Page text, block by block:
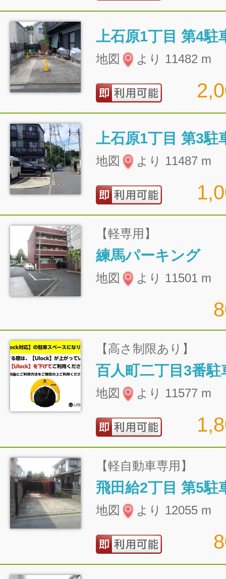
上石原1丁目 第4駐
地図 より 11482 m
上石原1丁目 第3駐
地図 より 11487 m
【軽専用】
練馬パーキング
地図 より 11501 m
【高さ制限あり】
百人町二丁目3番駐
地図 より 11577 m
【軽自動車専用】
飛田給2丁目 第5駐
地図 より 12055 m